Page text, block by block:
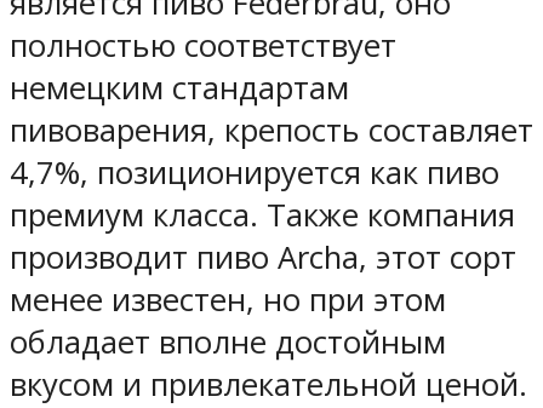
полностью соответствует
немецким стандартам
пивоварения, крепость составляет
4,7%, позиционируется как пиво
премиум класса. Также компания
производит пиво Archa, этот сорт
менее известен, но при этом
обладает вполне достойным
вкусом и привлекательной ценой.